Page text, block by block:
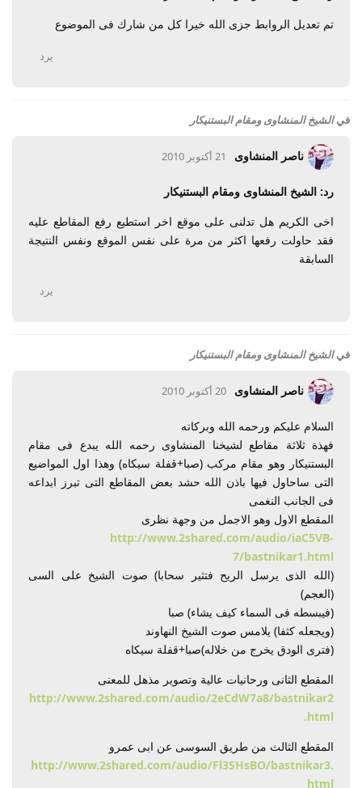
تم تعديل الروابط جزى الله خيرا كل من شارك فى الموضوع
يرد
فيالشيخ المنشاوى ومقام البستنيكار
ناصر المنشاوى 21 أكتوبر 2010
رد: الشيخ المنشاوى ومقام البستنيكار
اخى الكريم هل تدلنى على موقع اخر استطيع رفع المقاطع عليه
فقد حاولت رفعها اكثر من مرة على نفس الموقع ونفس النتيجة
السابقة
يرد
فيالشيخ المنشاوى ومقام البستنيكار
ناصر المنشاوى 20 أكتوبر 2010
السلام عليكم ورحمه الله وبركاته
فهذة ثلاثة مقاطع لشيخنا المنشاوى رحمه الله يبدع فى مقام
البستنيكار وهو مقام مركب (صبا+قفلة سيكاه) وهذا اول المواضيع
التى ساحاول فيها باذن الله حشد بعض المقاطع التى تبرز ابداعه
فى الجانب النغمى
المقطع الاول وهو الاجمل من وجهة نظرى
http://www.2shared.com/audio/iaC5VB-
7/bastnikar1.html
(الله الذى يرسل الريح فتثير سحابا) صوت الشيخ على السى
(العجم)
(فيبسطه فى السماء كيف يشاء) صبا
(ويجعله كثفا) يلامس صوت الشيخ النهاوند
(فترى الودق يخرج من خلاله)صبا+قفلة سيكاه
المقطع الثانى ورحانيات عالية وتصوير مذهل للمعنى
http://www.2shared.com/audio/2eCdW7a8/bastnikar2
.html
المقطع الثالث من طريق السوسى عن ابى عمرو
http://www.2shared.com/audio/Fl3SHsBO/bastnikar3.
html